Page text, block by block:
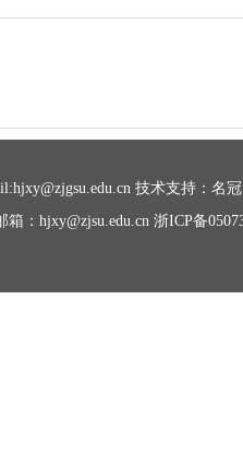
技术支持：名
：hjxy@zjsu.edu.cn 浙ICP备